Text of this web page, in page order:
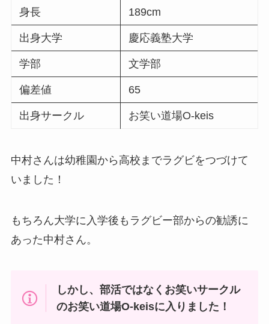
身長 189cm
出身大学 慶応義塾大学
学部 文学部
偏差値 65
出身サークル お笑い道場O-keis
中村さんは幼稚園から高校までラグビをつづけて
いました！
もちろん大学に入学後もラグビー部からの勧誘に
あった中村さん。
しかし、部活ではなくお笑いサークル
のお笑い道場O-keisに入りました！